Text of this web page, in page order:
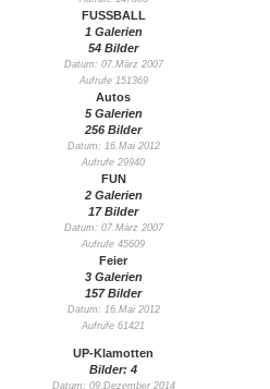
FUSSBALL
1 Galerien
54 Bilder
Datum: 07.März 2007
Aufrufe 151369
Autos
5 Galerien
256 Bilder
Datum: 16.Mai 2012
Aufrufe 29940
FUN
2 Galerien
17 Bilder
Datum: 07.März 2007
Aufrufe 45609
Feier
3 Galerien
157 Bilder
Datum: 16.Mai 2012
Aufrufe 61421
UP-Klamotten
Bilder: 4
Datum: 09.Dezember 2014